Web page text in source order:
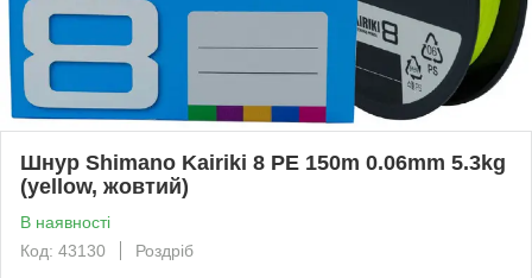
Шнур Shimano Kairiki 8 PE 150m 0.06mm 5.3kg
(yellow, жовтий)
В наявності
Код: 43130
Роздріб